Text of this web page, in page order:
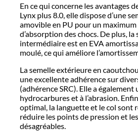
En ce qui concerne les avantages
Lynx plus 8.0, elle dispose d’une
amovible en PU pour un
d’absorption des chocs. De plus, la
intermédiaire est en EVA
moulé, ce qui améliore
La semelle extérieure en
une excellente adhérence sur
(adhérence SRC). Elle a
hydrocarbures et à l’abrasion.
optimal, la languette et le col sont
réduire les points de pression et
désagréables.